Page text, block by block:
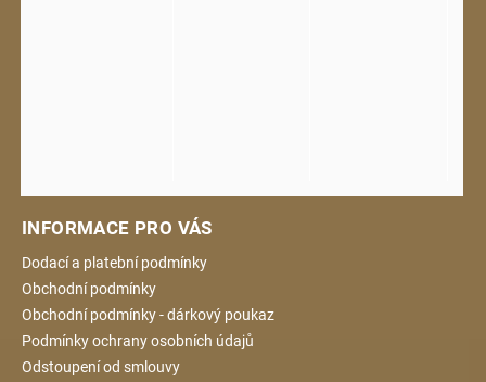
INFORMACE PRO VÁS
Dodací a platební podmínky
Obchodní podmínky
Obchodní podmínky - dárkový poukaz
Podmínky ochrany osobních údajů
Odstoupení od smlouvy